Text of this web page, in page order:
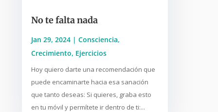
No te falta nada
Jan 29, 2024| Consciencia,
Crecimiento, Ejercicios
Hoy quiero darte una recomendación que
puede encaminarte hacia esa sanación
que tanto deseas: Si quieres, graba esto
en tu móvil y permítete ir dentro de ti:...